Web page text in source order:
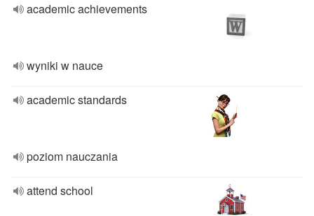
academic achievements
wyniki w nauce
academic standards
poziom nauczania
attend school